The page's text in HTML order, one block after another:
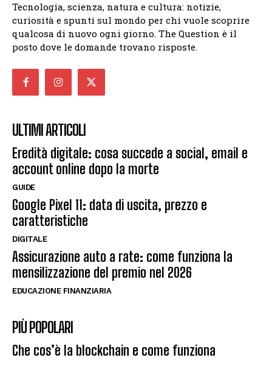
Tecnologia, scienza, natura e cultura: notizie,
curiosità e spunti sul mondo per chi vuole scoprire
qualcosa di nuovo ogni giorno. The Question è il
posto dove le domande trovano risposte.
ULTIMI ARTICOLI
Eredità digitale: cosa succede a social, email e
account online dopo la morte
GUIDE
Google Pixel 11: data di uscita, prezzo e
caratteristiche
DIGITALE
Assicurazione auto a rate: come funziona la
mensilizzazione del premio nel 2026
EDUCAZIONE FINANZIARIA
PIÙ POPOLARI
Che cos’è la blockchain e come funziona